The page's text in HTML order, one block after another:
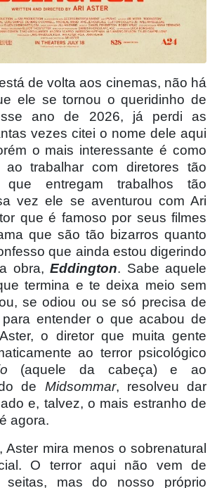
de volta aos cinemas, não há
ele se tornou o queridinho de
ano de 2026, já perdi as
vezes citei o nome dele aqui
o mais interessante é como
ao trabalhar com diretores tão
entregam trabalhos tão
vez ele se aventurou com Ari
que é famoso por seus filmes
que são tão bizarros quanto
que ainda estou digerindo
obra, Eddington. Sabe aquele
termina e te deixa meio sem
se odiou ou se só precisa de
entender o que acabou de
o diretor que muita gente
ao terror psicológico
(aquele da cabeça) e ao
de Midsommar, resolveu dar
e, talvez, o mais estranho de
agora.
, Aster mira menos o sobrenatural
O terror aqui não vem de
seitas, mas do nosso próprio